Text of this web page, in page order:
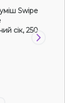
Swipe
сік, 250